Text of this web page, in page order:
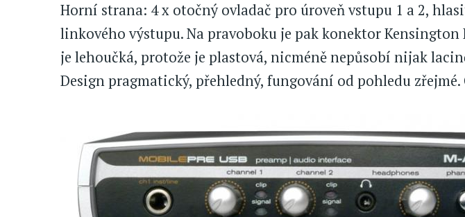
Horní strana: 4 x otočný ovladač pro úroveň vstupu 1 a 2,
linkového výstupu. Na pravoboku je pak konektor Kensington
je lehoučká, protože je plastová, nicméně nepůsobí nijak
Design pragmatický, přehledný, fungování od pohledu zřejmé.